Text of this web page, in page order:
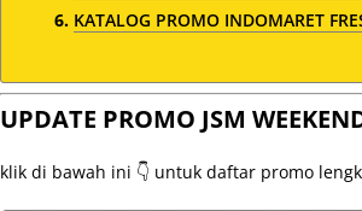
KATALOG PROMO INDOMARET
UPDATE PROMO JSM
klik di bawah ini 👇 untuk daftar promo